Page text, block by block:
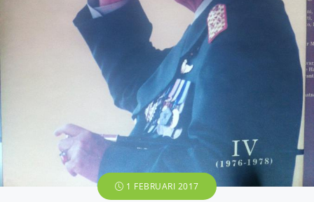
1 FEBRUARI 2017